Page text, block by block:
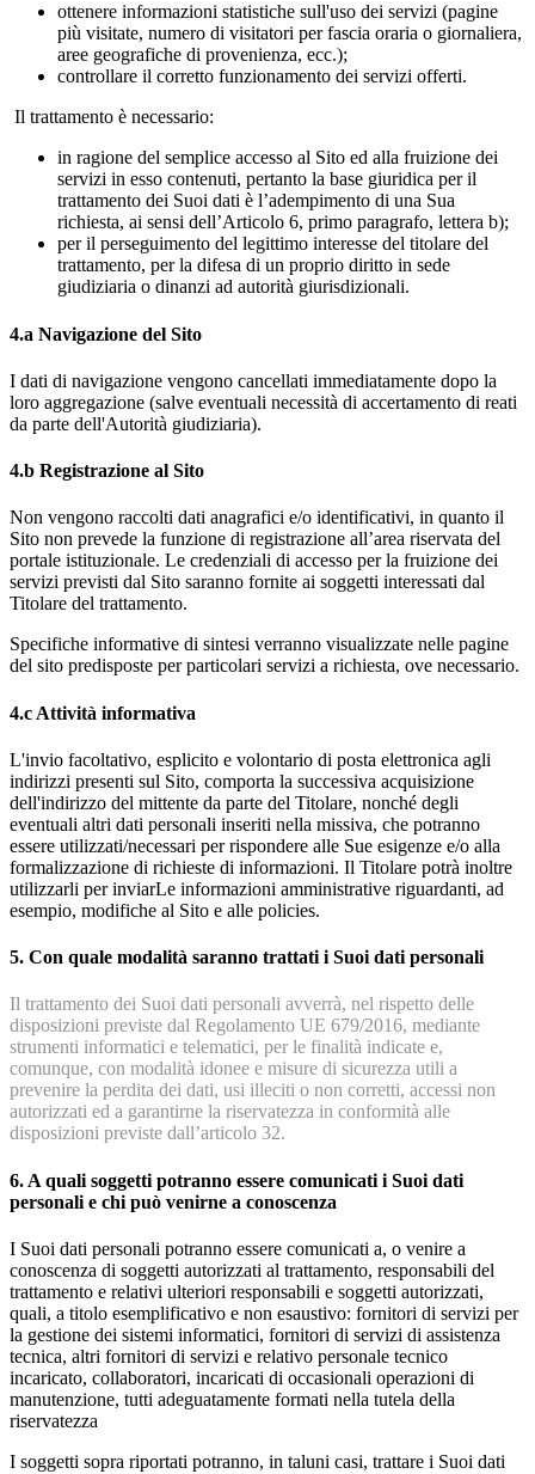
ottenere informazioni statistiche sull'uso dei servizi (pagine
più visitate, numero di visitatori per fascia oraria o giornaliera,
aree geografiche di provenienza, ecc.);
controllare il corretto funzionamento dei servizi offerti.
Il trattamento è necessario:
in ragione del semplice accesso al Sito ed alla fruizione dei
servizi in esso contenuti, pertanto la base giuridica per il
trattamento dei Suoi dati è l’adempimento di una Sua
richiesta, ai sensi dell’Articolo 6, primo paragrafo, lettera b);
per il perseguimento del legittimo interesse del titolare del
trattamento, per la difesa di un proprio diritto in sede
giudiziaria o dinanzi ad autorità giurisdizionali.
4.a Navigazione del Sito
I dati di navigazione vengono cancellati immediatamente dopo la
loro aggregazione (salve eventuali necessità di accertamento di reati
da parte dell'Autorità giudiziaria).
4.b Registrazione al Sito
Non vengono raccolti dati anagrafici e/o identificativi, in quanto il
Sito non prevede la funzione di registrazione all’area riservata del
portale istituzionale. Le credenziali di accesso per la fruizione dei
servizi previsti dal Sito saranno fornite ai soggetti interessati dal
Titolare del trattamento.
Specifiche informative di sintesi verranno visualizzate nelle pagine
del sito predisposte per particolari servizi a richiesta, ove necessario.
4.c Attività informativa
L'invio facoltativo, esplicito e volontario di posta elettronica agli
indirizzi presenti sul Sito, comporta la successiva acquisizione
dell'indirizzo del mittente da parte del Titolare, nonché degli
eventuali altri dati personali inseriti nella missiva, che potranno
essere utilizzati/necessari per rispondere alle Sue esigenze e/o alla
formalizzazione di richieste di informazioni. Il Titolare potrà inoltre
utilizzarli per inviarLe informazioni amministrative riguardanti, ad
esempio, modifiche al Sito e alle policies.
5. Con quale modalità saranno trattati i Suoi dati personali
Il trattamento dei Suoi dati personali avverrà, nel rispetto delle
disposizioni previste dal Regolamento UE 679/2016, mediante
strumenti informatici e telematici, per le finalità indicate e,
comunque, con modalità idonee e misure di sicurezza utili a
prevenire la perdita dei dati, usi illeciti o non corretti, accessi non
autorizzati ed a garantirne la riservatezza in conformità alle
disposizioni previste dall’articolo 32.
6. A quali soggetti potranno essere comunicati i Suoi dati
personali e chi può venirne a conoscenza
I Suoi dati personali potranno essere comunicati a, o venire a
conoscenza di soggetti autorizzati al trattamento, responsabili del
trattamento e relativi ulteriori responsabili e soggetti autorizzati,
quali, a titolo esemplificativo e non esaustivo: fornitori di servizi per
la gestione dei sistemi informatici, fornitori di servizi di assistenza
tecnica, altri fornitori di servizi e relativo personale tecnico
incaricato, collaboratori, incaricati di occasionali operazioni di
manutenzione, tutti adeguatamente formati nella tutela della
riservatezza
I soggetti sopra riportati potranno, in taluni casi, trattare i Suoi dati